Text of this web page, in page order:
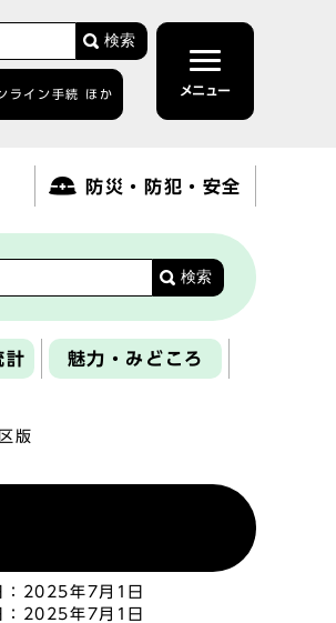
検索
ライン手続 ほか メニュー
防災・防犯・安全
検索
計 魅力・みどころ
版
2025年7月1日
2025年7月1日